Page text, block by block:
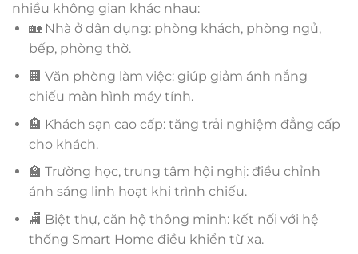
nhiều không gian khác nhau:
🏡 Nhà ở dân dụng: phòng khách, phòng ngủ,
bếp, phòng thờ.
🏢 Văn phòng làm việc: giúp giảm ánh nắng
chiếu màn hình máy tính.
🏨 Khách sạn cao cấp: tăng trải nghiệm đẳng cấp
cho khách.
🏫 Trường học, trung tâm hội nghị: điều chỉnh
ánh sáng linh hoạt khi trình chiếu.
🏬 Biệt thự, căn hộ thông minh: kết nối với hệ
thống Smart Home điều khiển từ xa.